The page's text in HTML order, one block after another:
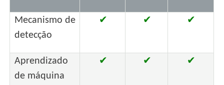
Mecanismo de
detecção
✔ ✔ ✔
Aprendizado
de máquina
✔ ✔ ✔